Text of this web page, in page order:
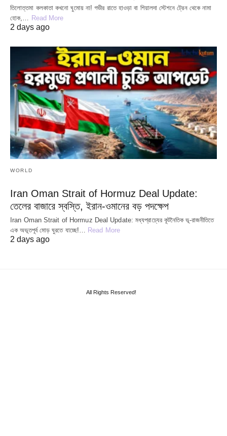
তিলোত্তমা কলকাতা কখনো ঘুমোয় না! গভীর রাতে হাওড়া বা শিয়ালদা স্টেশনে ট্রেন থেকে নামা
হোক,…
Read More
2 days ago
WORLD
Iran Oman Strait of Hormuz Deal Update:
তেলের বাজারে স্বস্তি, ইরান-ওমানের বড় পদক্ষেপ
Iran Oman Strait of Hormuz Deal Update: মধ্যপ্রাচ্যের কূটনৈতিক ভূ-রাজনীতিতে
এক অভূতপূর্ব মোড় ঘুরতে যাচ্ছে!… Read More
2 days ago
All Rights Reserved!